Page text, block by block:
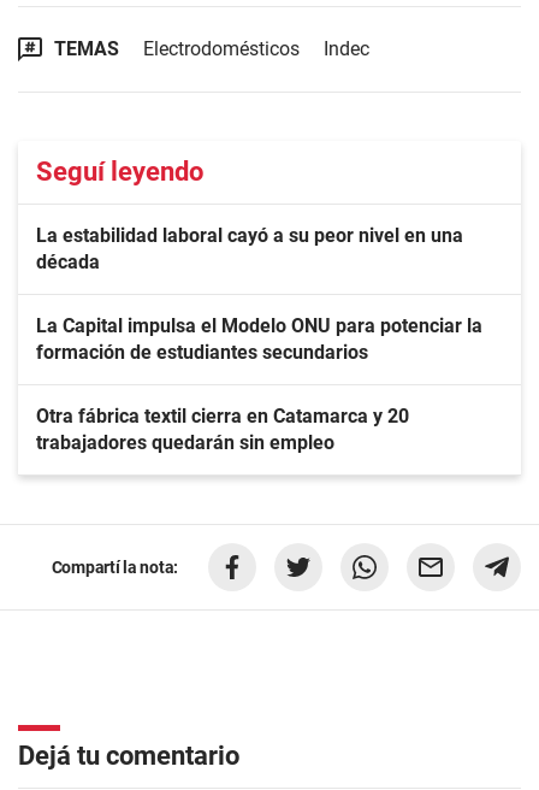
TEMAS Electrodomésticos Indec
Seguí leyendo
La estabilidad laboral cayó a su peor nivel en una
década
La Capital impulsa el Modelo ONU para potenciar la
formación de estudiantes secundarios
Otra fábrica textil cierra en Catamarca y 20
trabajadores quedarán sin empleo
Compartí la nota:
Dejá tu comentario